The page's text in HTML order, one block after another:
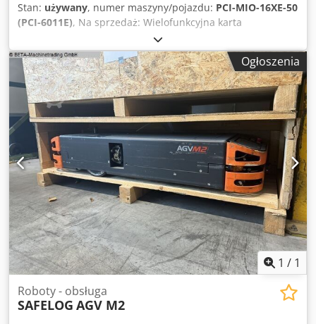
Stan: używany, numer maszyny/pojazdu: PCI-MIO-16XE-50
(PCI-6011E), Na sprzedaż: Wielofunkcyjna karta
wejścia/wyjścia DAQ National Instruments PCI-MIO-16XE-
50, w pełni sprawna. Producent: National Instruments (NI)
Model: PCI-MIO-16XE-50 (PCI-6011E) Numer katalogowy:
183454E-01 Stan: Używany – w pełni przetestowany i
sprawny Testowany: NI MAX – potwierdzone działanie
Wejścia analogowe: 16 AI (16-bit, 20 kS/s) Wyjścia
analogowe: 2 AO (12-bit) Dkodpfx Aozqy Efjilsr
Wejścia/wyjścia cyfrowe: 8 DIO Liczniki: Dwa 24-bitowe
liczniki/zegary Interfejs: PCI Sterownik: kompatybilny z NI-
DAQmx Testowany za pomocą oprogramowania NI MAX i
potwierdzono jego pełną sprawność. Działanie wszystkich
kanałów analogowych i cyfrowych zostało zweryfikowane.
Kompatybilny z LabVIEW i LabWindows/CVI. Usunięty z
działającego środowiska przemysłowego, bez
stwierdzonych usterek. Wysyłka z Węgier. Dostępna
wysyłka międzynarodowa. Starannie zapakowany,
zabezpieczony przed wyładowaniami elektrostatycznymi.
Ogłoszenia
1 / 1
Roboty - obsługa
SAFELOG AGV M2